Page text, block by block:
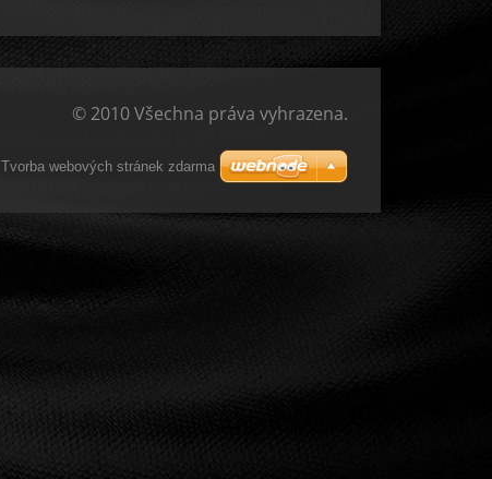
© 2010 Všechna práva vyhrazena.
Tvorba webových stránek zdarma